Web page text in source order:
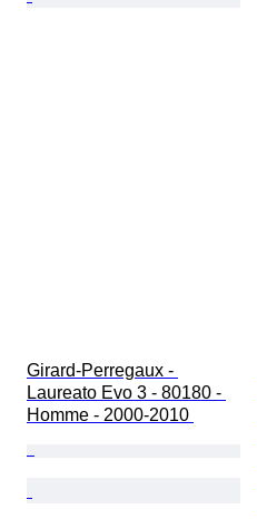
Girard-Perregaux -
Laureato Evo 3 - 80180 -
Homme - 2000-2010